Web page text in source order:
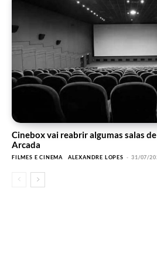
Cinebox vai reabrir algumas salas
Arcada
FILMES E CINEMA ALEXANDRE LOPES - 31/07/